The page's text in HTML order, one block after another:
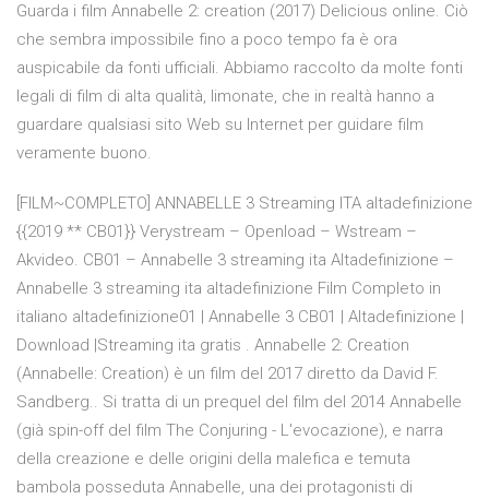
Guarda i film Annabelle 2: creation (2017) Delicious online. Ciò
che sembra impossibile fino a poco tempo fa è ora
auspicabile da fonti ufficiali. Abbiamo raccolto da molte fonti
legali di film di alta qualità, limonate, che in realtà hanno a
guardare qualsiasi sito Web su Internet per guidare film
veramente buono.
[FILM~COMPLETO] ANNABELLE 3 Streaming ITA altadefinizione
{{2019 ** CB01}} Verystream – Openload – Wstream –
Akvideo. CB01 – Annabelle 3 streaming ita Altadefinizione –
Annabelle 3 streaming ita altadefinizione Film Completo in
italiano altadefinizione01 | Annabelle 3 CB01 | Altadefinizione |
Download |Streaming ita gratis . Annabelle 2: Creation
(Annabelle: Creation) è un film del 2017 diretto da David F.
Sandberg.. Si tratta di un prequel del film del 2014 Annabelle
(già spin-off del film The Conjuring - L'evocazione), e narra
della creazione e delle origini della malefica e temuta
bambola posseduta Annabelle, una dei protagonisti di